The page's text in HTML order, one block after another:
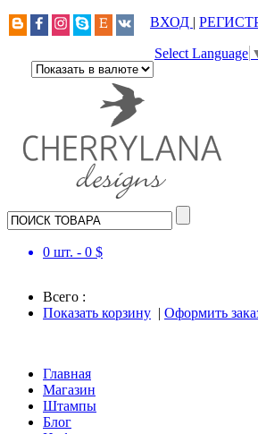
ВХОД |
Select Language
0 шт. - 0 $
Всего :
Показать корзину | Оформить
Главная
Магазин
Штампы
Блог